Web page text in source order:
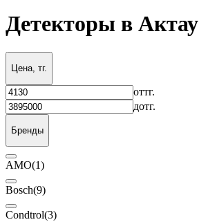
Детекторы в Актау
Цена, тг.
оттг.
дотг.
Бренды
AMO(1)
Bosch(9)
Condtrol(3)